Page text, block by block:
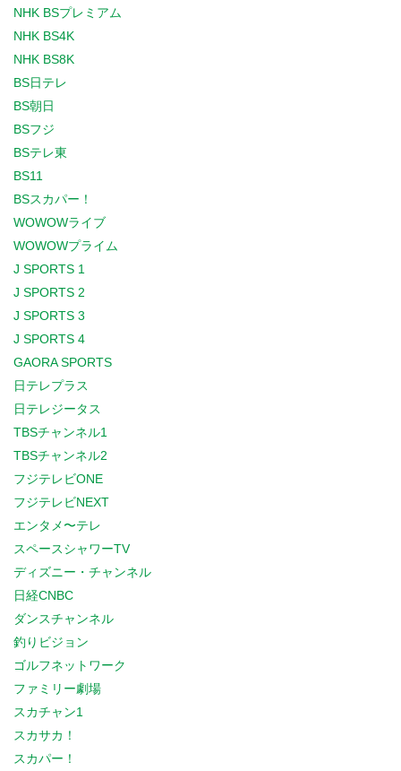
NHK BSプレミアム
NHK BS4K
NHK BS8K
BS日テレ
BS朝日
BSフジ
BSテレ東
BS11
BSスカパー！
WOWOWライブ
WOWOWプライム
J SPORTS 1
J SPORTS 2
J SPORTS 3
J SPORTS 4
GAORA SPORTS
日テレプラス
日テレジータス
TBSチャンネル1
TBSチャンネル2
フジテレビONE
フジテレビNEXT
エンタメ〜テレ
スペースシャワーTV
ディズニー・チャンネル
日経CNBC
ダンスチャンネル
釣りビジョン
ゴルフネットワーク
ファミリー劇場
スカチャン1
スカサカ！
スカパー！